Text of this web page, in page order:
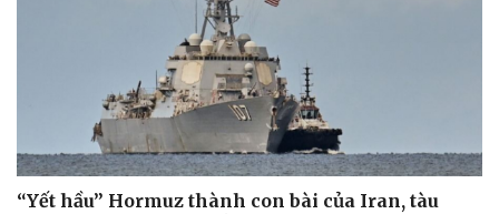
“Yết hầu” Hormuz thành con bài của Iran, tàu